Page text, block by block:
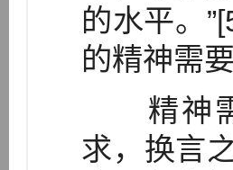
的水平。
的精神需要
精神需
求，换言